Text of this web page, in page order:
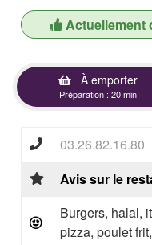
Actuellement
À emporter
Préparation : 20 min
03.26.82.16.80
Avis sur le
Burgers, halal,
pizza, poulet